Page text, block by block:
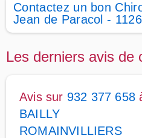
Contactez un bon
Jean de Paracol -
Les derniers avis de
Avis sur 932 377 658
BAILLY
ROMAINVILLIERS